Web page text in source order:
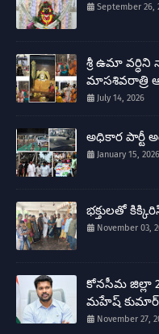
September 26,
శ్రీ ఉమా
మాసశివరాత్రి
July 14, 2026
అధికార పార్టీ
January 15, 2026
భక్తులతో
November 03,
కోనసీమ జిల్లా
మహేష్ కుమార్
November 27,